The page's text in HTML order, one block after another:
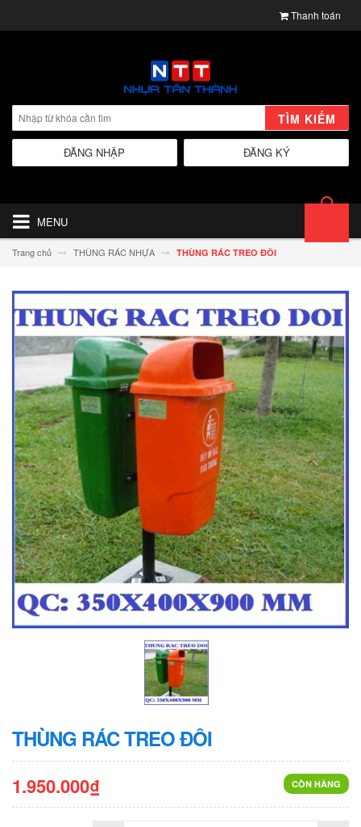
Thanh toán
TÌM KIẾM
ĐĂNG KÝ
ĐĂNG NHẬP
MENU
Trang chủ THÙNG RÁC NHỰA THÙNG RÁC TREO ĐÔI
THÙNG RÁC TREO ĐÔI
CÒN HÀNG
1.950.000₫